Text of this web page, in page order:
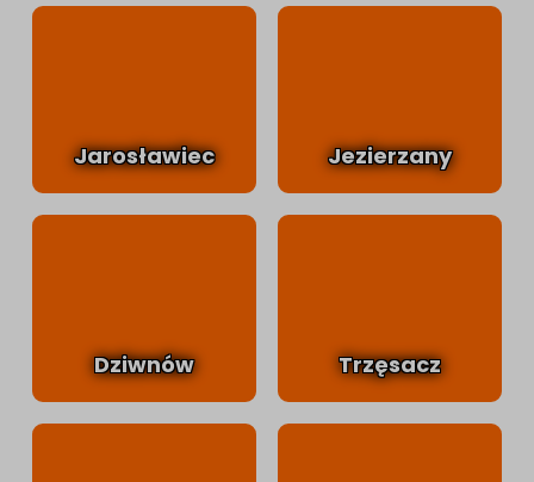
Jarosławiec Jezierzany
Dziwnów Trzęsacz